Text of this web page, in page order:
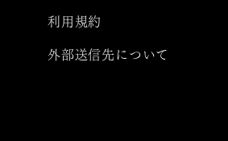
利用規約
外部送信先について